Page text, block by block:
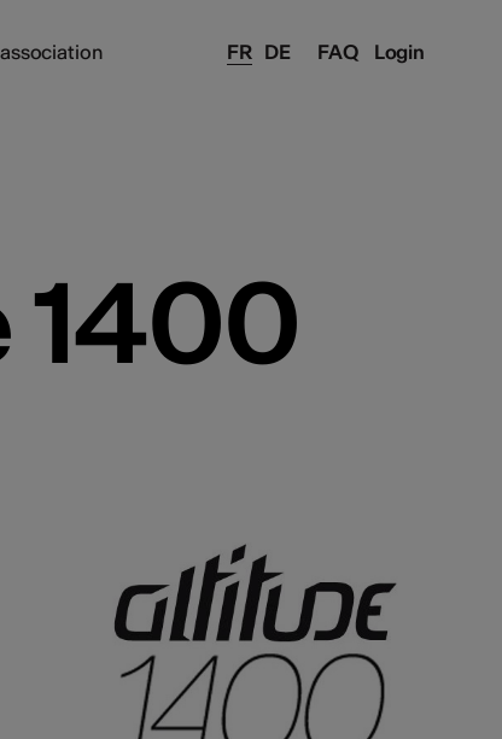
FAQ Login
FR DE
association
1400